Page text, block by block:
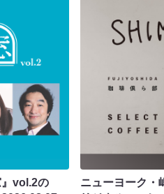
vol.2の
ニューヨーク・